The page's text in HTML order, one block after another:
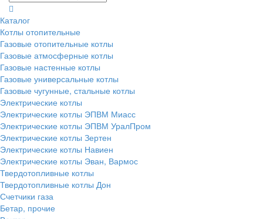
Каталог
Котлы отопительные
Газовые отопительные котлы
Газовые атмосферные котлы
Газовые настенные котлы
Газовые универсальные котлы
Газовые чугунные, стальные котлы
Электрические котлы
Электрические котлы ЭПВМ Миасс
Электрические котлы ЭПВМ УралПром
Электрические котлы Зертен
Электрические котлы Навиен
Электрические котлы Эван, Вармос
Твердотопливные котлы
Твердотопливные котлы Дон
Счетчики газа
Бетар, прочие